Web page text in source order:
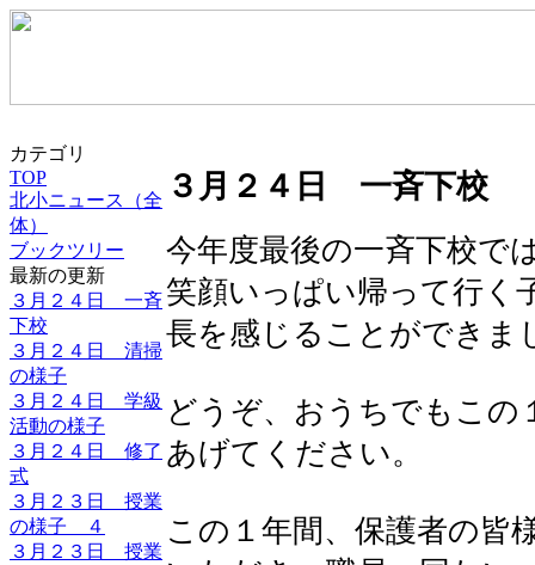
カテゴリ
TOP
北小ニュース（全
体）
ブックツリー
最新の更新
３月２４日 一斉
下校
３月２４日 清掃
の様子
３月２４日 学級
活動の様子
３月２４日 修了
式
３月２３日 授業
の様子 ４
３月２３日 授業
３月２４日 一斉下校
今年度最後の一斉下校で
笑顔いっぱい帰って行く
長を感じることができま
どうぞ、おうちでもこの
あげてください。
この１年間、保護者の皆